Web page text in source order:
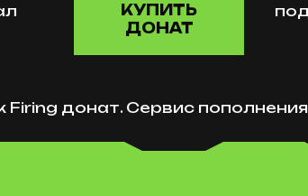
КУПИТЬ
ДОНАТ
Firing донат. Сервис